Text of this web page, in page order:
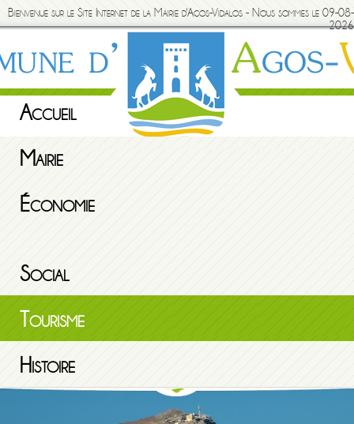
Bienvenue sur le Site Internet de la Mairie d'Agos-Vidalos - Nous sommes le 09-08-
2026
Accueil
Mairie
Économie
Social
Tourisme
Histoire